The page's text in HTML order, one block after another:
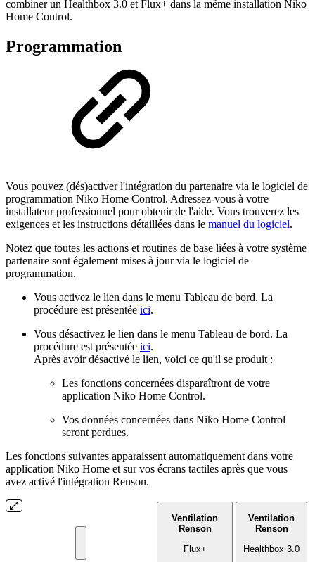
combiner un Healthbox 3.0 et Flux+ dans la même installation Niko
Home Control.
Programmation
Vous pouvez (dés)activer l'intégration du partenaire via le logiciel de
programmation Niko Home Control. Adressez-vous à votre
installateur professionnel pour obtenir de l'aide. Vous trouverez les
exigences et les instructions détaillées dans le manuel du logiciel.
Notez que toutes les actions et routines de base liées à votre système
partenaire sont également mises à jour via le logiciel de
programmation.
Vous activez le lien dans le menu Tableau de bord. La
procédure est présentée ici.
Vous désactivez le lien dans le menu Tableau de bord. La
procédure est présentée ici.
Après avoir désactivé le lien, voici ce qu'il se produit :
Les fonctions concernées disparaîtront de votre
application Niko Home Control.
Vos données concernées dans Niko Home Control
seront perdues.
Les fonctions suivantes apparaissent automatiquement dans votre
application Niko Home et sur vos écrans tactiles après que vous
avez activé l'intégration Renson.
Ventilation
Renson
Flux+
Ventilation
Renson
Healthbox 3.0